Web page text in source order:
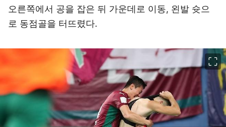
오른쪽에서 공을 잡은 뒤 가운데로 이동, 왼발 슛으
로 동점골을 터뜨렸다.